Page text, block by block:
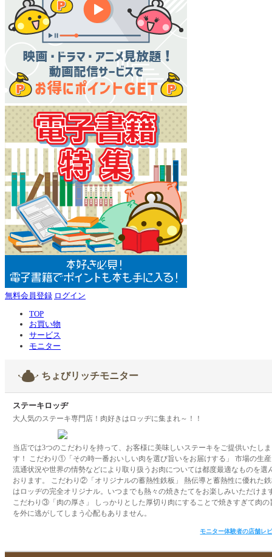
無料会員登録 ログイン
TOP
お買い物
サービス
モニター
ちょびリッチモニター
ステーキロッヂ
大人気のステーキ専門店！肉好きはロッヂに集まれ～！！
当店では3つのこだわりを持って、お客様に美味しいステーキをご提供いたしま
す！ こだわり①「その時一番おいしい肉を選び旨いをお届けする」 市場の生
流通状況や世界の情勢などにより取り扱うお肉については都度最適なものを選
おります。 こだわり②「オリジナルの蓄熱性鉄板」 熱伝導と蓄熱性に優れた
はロッヂの完全オリジナル。いつまでも熱々の焼きたてをお楽しみいただけま
こだわり③「肉の厚さ」 しっかりとした厚切り肉にすることで焼きすぎて肉の
を外に逃がしてしまう心配もありません。
モニター体験者の店舗レ